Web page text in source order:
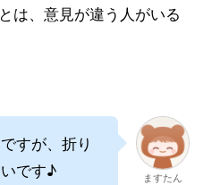
は、意見が違う人がいる
すが、折り
です♪
ますたん